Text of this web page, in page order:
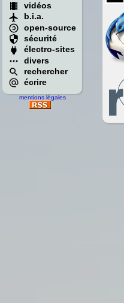
vidéos
b.i.a.
open-source
sécurité
électro-sites
divers
rechercher
écrire
mentions légales